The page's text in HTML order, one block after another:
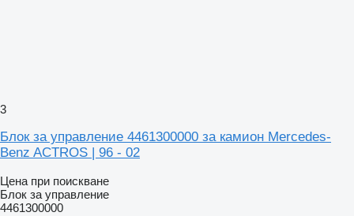
3
Блок за управление 4461300000 за камион Mercedes-
Benz ACTROS | 96 - 02
Цена при поискване
Блок за управление
4461300000